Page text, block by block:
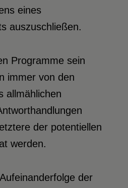
eines
auszuschließen.
Programme sein
immer von den
allmählichen
der potentiellen
werden.
der